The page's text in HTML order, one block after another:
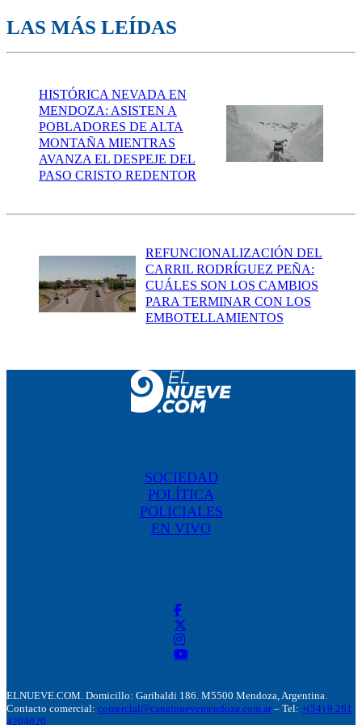
LAS MÁS LEÍDAS
HISTÓRICA NEVADA EN
MENDOZA: ASISTEN A
POBLADORES DE ALTA
MONTAÑA MIENTRAS
AVANZA EL DESPEJE DEL
PASO CRISTO REDENTOR
REFUNCIONALIZACIÓN DEL
CARRIL RODRÍGUEZ PEÑA:
CUÁLES SON LOS CAMBIOS
PARA TERMINAR CON LOS
EMBOTELLAMIENTOS
SOCIEDAD
POLÍTICA
POLICIALES
EN VIVO
ELNUEVE.COM. Domicillo: Garibaldi 186. M5500 Mendoza, Argentina.
Contacto comercial: comercial@canalnuevemendoza.com.ar – Tel: +(54) 9 261
4204020